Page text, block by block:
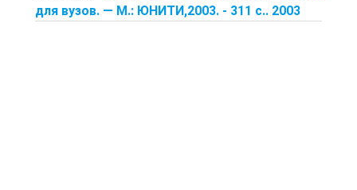
для вузов. — М.: ЮНИТИ,2003. - 311 с.. 2003